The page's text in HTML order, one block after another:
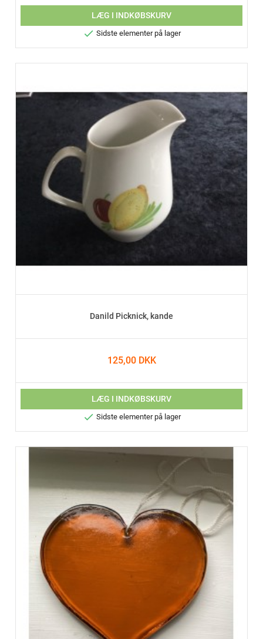
LÆG I INDKØBSKURV
 Sidste elementer på lager
Danild Picknick, kande
125,00 DKK
LÆG I INDKØBSKURV
 Sidste elementer på lager